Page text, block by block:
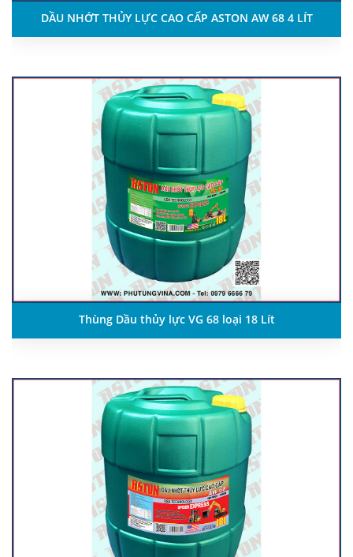
DẦU NHỚT THỦY LỰC CAO CẤP ASTON AW 68 4 LÍT
Thùng Dầu thủy lực VG 68 loại 18 Lít